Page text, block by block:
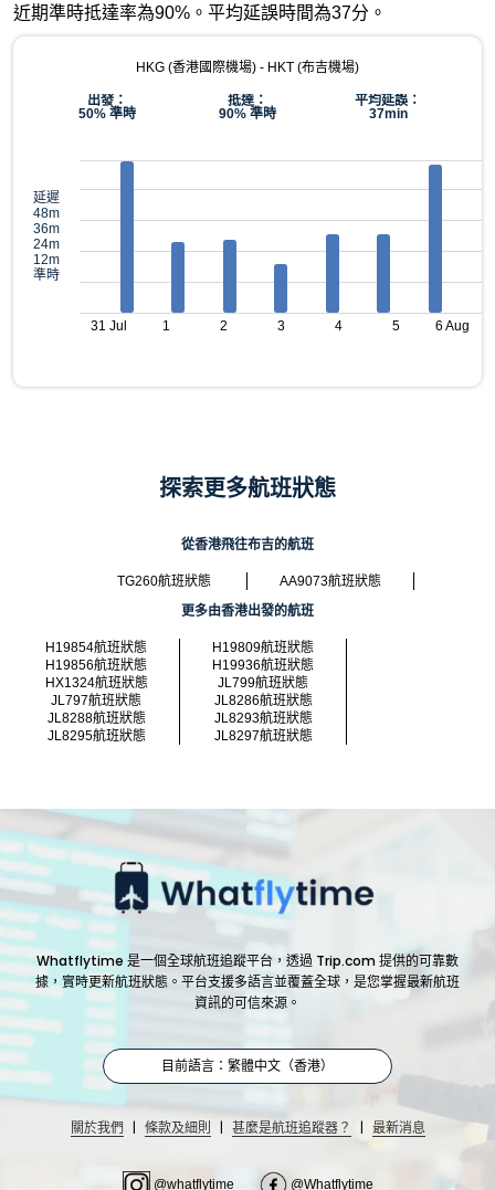
近期準時抵達率為90%。平均延誤時間為37分。
HKG (香港國際機場) - HKT (布吉機場)
出發：
50% 準時
抵達：
90% 準時
平均延誤：
37min
延遲
48m
36m
24m
12m
準時
31 Jul 1 2 3 4 5 6 Aug
探索更多航班狀態
從香港飛往布吉的航班
TG260航班狀態
AA9073航班狀態
更多由香港出發的航班
H19854航班狀態
H19809航班狀態
H19856航班狀態
H19936航班狀態
HX1324航班狀態
JL799航班狀態
JL797航班狀態
JL8286航班狀態
JL8288航班狀態
JL8293航班狀態
JL8295航班狀態
JL8297航班狀態
Whatflytime 是一個全球航班追蹤平台，透過 Trip.com 提供的可靠數
據，實時更新航班狀態。平台支援多語言並覆蓋全球，是您掌握最新航班
資訊的可信來源。
目前語言：繁體中文（香港）
關於我們 | 條款及細則 | 甚麼是航班追蹤器？ | 最新消息
@whatflytime @Whatflytime